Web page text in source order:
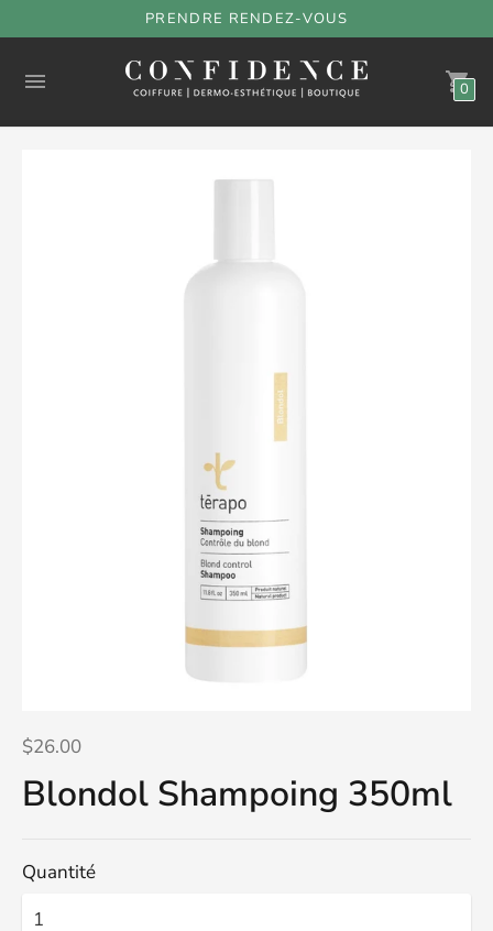
PRENDRE RENDEZ-VOUS
0
$26.00
Blondol Shampoing 350ml
Quantité